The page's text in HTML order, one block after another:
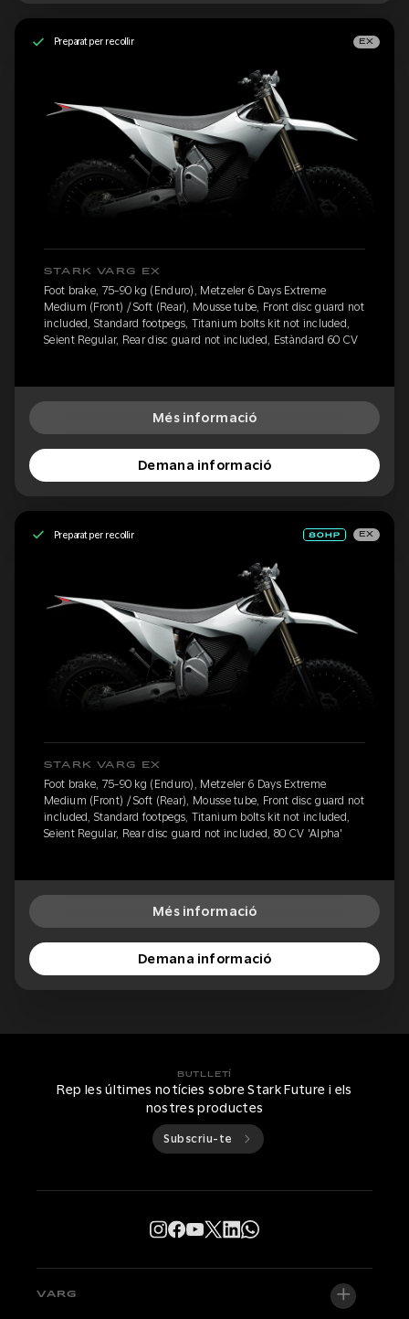
Preparat per recollir EX
STARK VARG EX
Foot brake, 75-90 kg (Enduro), Metzeler 6 Days Extreme
Medium (Front) / Soft (Rear), Mousse tube, Front disc guard not
included, Standard footpegs, Titanium bolts kit not included,
Seient Regular, Rear disc guard not included, Estàndard 60 CV
Més informació
Demana informació
Preparat per recollir EX
STARK VARG EX
Foot brake, 75-90 kg (Enduro), Metzeler 6 Days Extreme
Medium (Front) / Soft (Rear), Mousse tube, Front disc guard not
included, Standard footpegs, Titanium bolts kit not included,
Seient Regular, Rear disc guard not included, 80 CV 'Alpha'
Més informació
Demana informació
BUTLLETÍ
Rep les últimes notícies sobre Stark Future i els
nostres productes
Subscriu-te
VARG